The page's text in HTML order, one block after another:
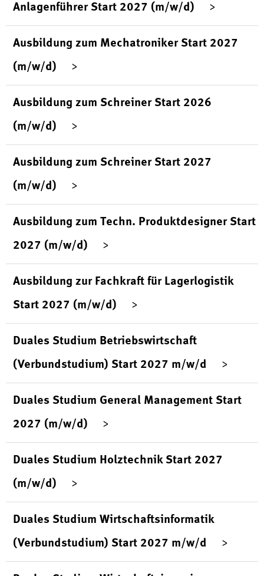
Anlagenführer Start 2027 (m/w/d)
Ausbildung zum Mechatroniker Start 2027
(m/w/d)
Ausbildung zum Schreiner Start 2026
(m/w/d)
Ausbildung zum Schreiner Start 2027
(m/w/d)
Ausbildung zum Techn. Produktdesigner Start
2027 (m/w/d)
Ausbildung zur Fachkraft für Lagerlogistik
Start 2027 (m/w/d)
Duales Studium Betriebswirtschaft
(Verbundstudium) Start 2027 m/w/d
Duales Studium General Management Start
2027 (m/w/d)
Duales Studium Holztechnik Start 2027
(m/w/d)
Duales Studium Wirtschaftsinformatik
(Verbundstudium) Start 2027 m/w/d